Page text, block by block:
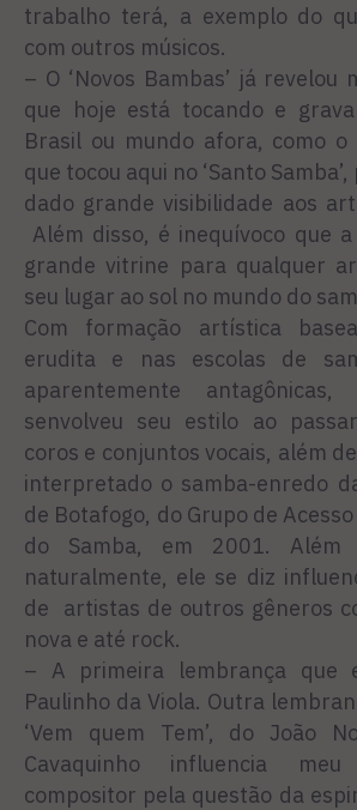
trabalho terá, a exemplo do
com outros músicos.
– O ‘Novos Bambas’ já revelou
que hoje está tocando e
Brasil ou mundo afora, como o
que tocou aqui no ‘Santo
dado grande visibilidade aos
Além disso, é inequívoco que
grande vitrine para qualquer
seu lugar ao sol no mundo do
Com formação artística
erudita e nas escolas de
aparentemente
senvolveu seu estilo ao
coros e conjuntos vocais, além
interpretado o samba-enredo
de Botafogo, do Grupo de
do Samba, em 2001. Além
naturalmente, ele se diz
de artistas de outros gêneros
nova e até rock.
– A primeira lembrança que
Paulinho da Viola. Outra
‘Vem quem Tem’, do João
Cavaquinho influencia
compositor pela questão da